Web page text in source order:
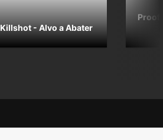
Killshot - Alvo a Abater
Proof